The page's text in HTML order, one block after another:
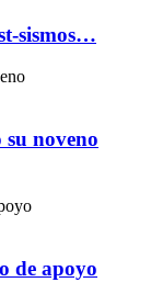
sismos…
noveno
de apoyo